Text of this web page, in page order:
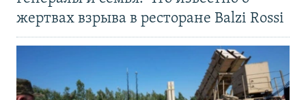
жертвах взрыва в ресторане Balzi Rossi